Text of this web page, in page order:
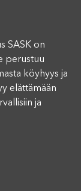
SASK on
perustuu
köyhyys ja
elättämään
ja